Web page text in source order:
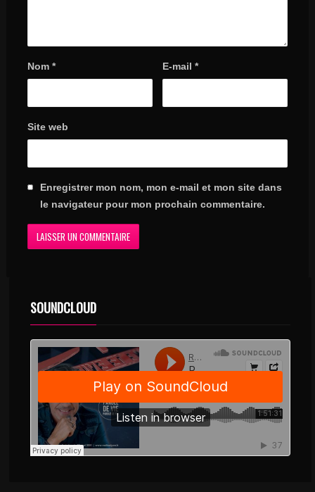
Nom * E-mail*
Site web
Enregistrer mon nom, mon e-mail et mon site dans
le navigateur pour mon prochain commentaire.
SOUNDCLOUD